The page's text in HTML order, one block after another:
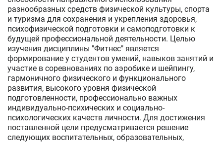
разнообразных средств физической культуры, спорта
и туризма для сохранения и укрепления здоровья,
психофизической подготовки и самоподготовки к
будущей профессиональной деятельности. Целью
изучения дисциплины "Фитнес" является
формирование у студентов умений, навыков занятий и
участие в соревнованиях по аэробике и шейпингу,
гармоничного физического и функционального
развития, высокого уровня физической
подготовленности, профессионально важных
индивидуально-психических и социально-
психологических качеств личности. Для достижения
поставленной цели предусматривается решение
следующих воспитательных, образовательных,